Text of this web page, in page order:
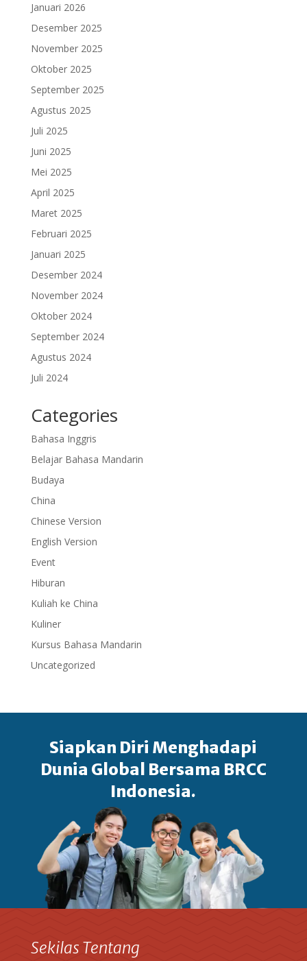
Januari 2026
Desember 2025
November 2025
Oktober 2025
September 2025
Agustus 2025
Juli 2025
Juni 2025
Mei 2025
April 2025
Maret 2025
Februari 2025
Januari 2025
Desember 2024
November 2024
Oktober 2024
September 2024
Agustus 2024
Juli 2024
Categories
Bahasa Inggris
Belajar Bahasa Mandarin
Budaya
China
Chinese Version
English Version
Event
Hiburan
Kuliah ke China
Kuliner
Kursus Bahasa Mandarin
Uncategorized
Siapkan Diri Menghadapi
Dunia Global Bersama BRCC
Indonesia.
Sekilas Tentang